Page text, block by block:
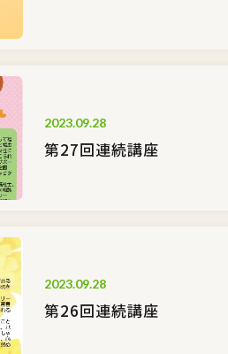
2023.09.28
第27回連続講座
2023.09.28
第26回連続講座